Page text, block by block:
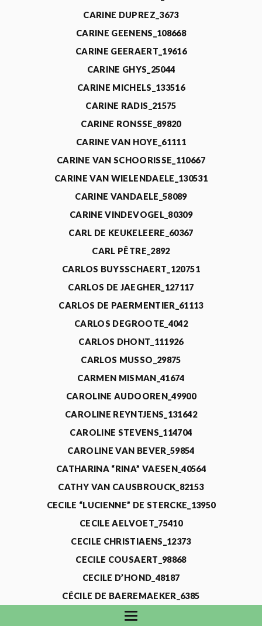
CARINE DUPREZ_3673
CARINE GEENENS_108668
CARINE GEERAERT_19616
CARINE GHYS_25044
CARINE MICHELS_133516
CARINE RADIS_21575
CARINE RONSSE_89820
CARINE VAN HOYE_61111
CARINE VAN SCHOORISSE_110667
CARINE VAN WIELENDAELE_130531
CARINE VANDAELE_58089
CARINE VINDEVOGEL_80309
CARL DE KEUKELEERE_60367
CARL PÊTRE_2892
CARLOS BUYSSCHAERT_120751
CARLOS DE JAEGHER_127117
CARLOS DE PAERMENTIER_61113
CARLOS DEGROOTE_4042
CARLOS DHONT_111926
CARLOS MUSSO_29875
CARMEN MISMAN_41674
CAROLINE AUDOOREN_49900
CAROLINE REYNTJENS_131642
CAROLINE STEVENS_114704
CAROLINE VAN BEVER_59854
CATHARINA “RINA” VAESEN_40564
CATHY VAN CAUSBROUCK_82153
CECILE “LUCIENNE” DE STERCKE_13950
CECILE AELVOET_75410
CECILE CHRISTIAENS_12373
CECILE COUSAERT_98868
CECILE D’HOND_48187
CÉCILE DE BAEREMAEKER_6385
CECILE DE WAELE_4731